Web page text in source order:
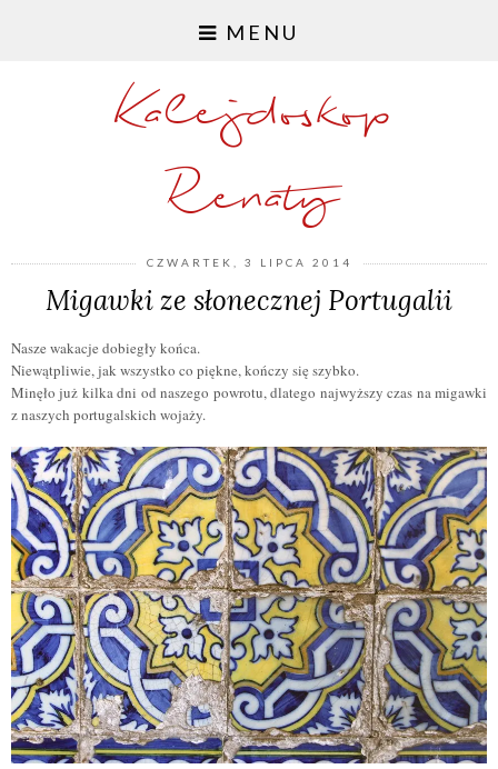
MENU
Kalejdoskop
Renaty
CZWARTEK, 3 LIPCA 2014
Migawki ze słonecznej Portugalii
Nasze wakacje dobiegły końca.
Niewątpliwie, jak wszystko co piękne, kończy się szybko.
Minęło już kilka dni od naszego powrotu, dlatego najwyższy czas na migawki
z naszych portugalskich wojaży.